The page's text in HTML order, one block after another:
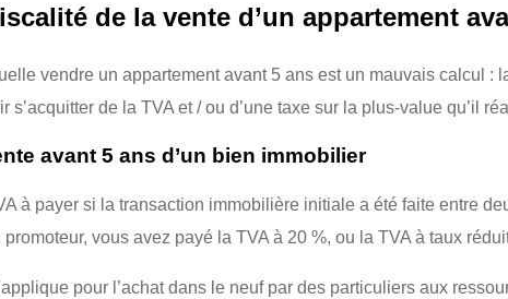
de la vente d’un appartement
vendre un appartement avant 5 ans est un mauvais calcul :
s’acquitter de la TVA et / ou d’une taxe sur la plus-value qu’il
avant 5 ans d’un bien immobilier
à payer si la transaction immobilière initiale a été faite entre
vous avez payé la TVA à 20 %, ou la TVA à taux
pour l’achat dans le neuf par des particuliers aux